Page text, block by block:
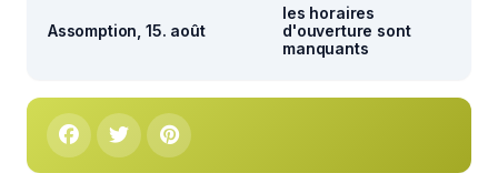
Assomption, 15. août
les horaires
d'ouverture sont
manquants